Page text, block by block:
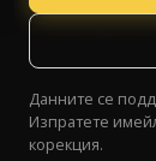
Данните се
Изпратете
корекция.